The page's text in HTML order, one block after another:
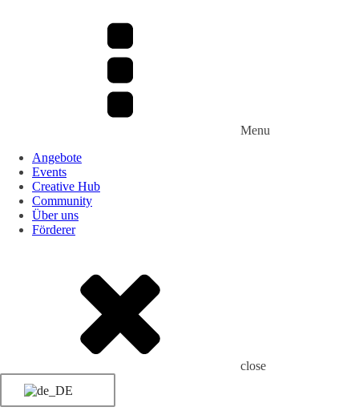
Menu
Angebote
Events
Creative Hub
Community
Über uns
Förderer
close